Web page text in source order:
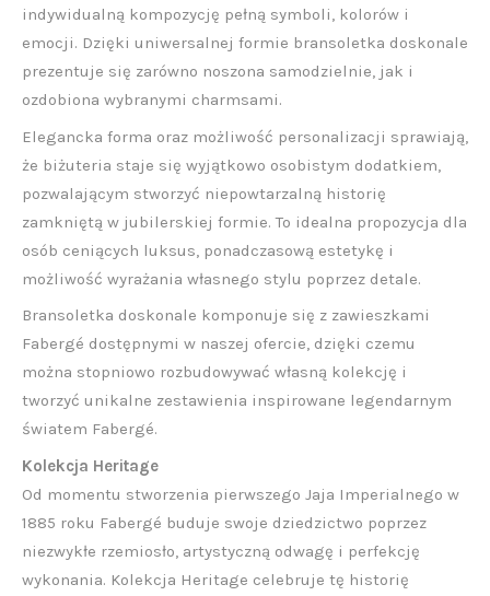
indywidualną kompozycję pełną symboli, kolorów i
emocji. Dzięki uniwersalnej formie bransoletka doskonale
prezentuje się zarówno noszona samodzielnie, jak i
ozdobiona wybranymi charmsami.
Elegancka forma oraz możliwość personalizacji sprawiają,
że biżuteria staje się wyjątkowo osobistym dodatkiem,
pozwalającym stworzyć niepowtarzalną historię
zamkniętą w jubilerskiej formie. To idealna propozycja dla
osób ceniących luksus, ponadczasową estetykę i
możliwość wyrażania własnego stylu poprzez detale.
Bransoletka doskonale komponuje się z zawieszkami
Fabergé dostępnymi w naszej ofercie, dzięki czemu
można stopniowo rozbudowywać własną kolekcję i
tworzyć unikalne zestawienia inspirowane legendarnym
światem Fabergé.
Kolekcja Heritage
Od momentu stworzenia pierwszego Jaja Imperialnego w
1885 roku Fabergé buduje swoje dziedzictwo poprzez
niezwykłe rzemiosło, artystyczną odwagę i perfekcję
wykonania. Kolekcja Heritage celebruje tę historię